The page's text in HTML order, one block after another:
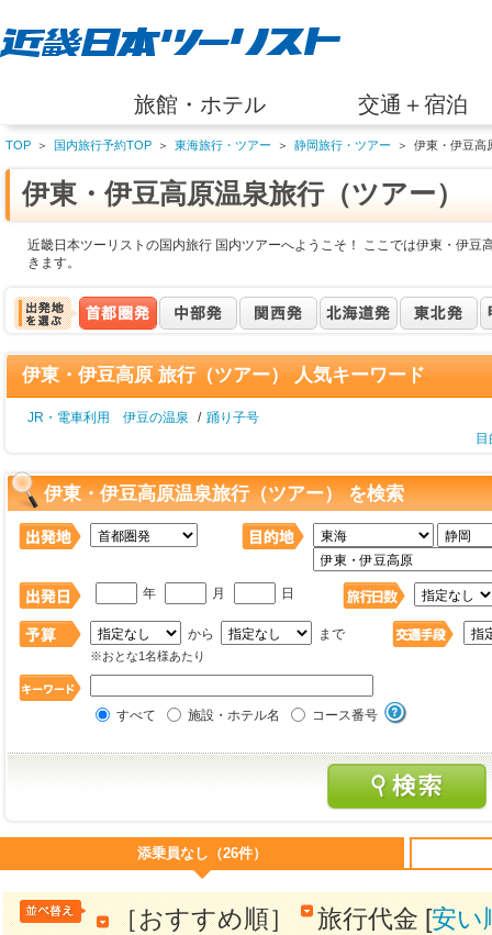
旅館・ホテル 交通＋宿泊
TOP ＞ 国内旅行予約TOP ＞ 東海旅行・ツアー ＞ 静岡旅行・ツアー ＞ 伊東・伊豆高
伊東・伊豆高原温泉旅行（ツアー）
近畿日本ツーリストの国内旅行 国内ツアーへようこそ！ ここでは伊東・伊豆
きます。
伊東・伊豆高原 旅行（ツアー） 人気キーワード
JR・電車利用 伊豆の温泉 / 踊り子号
伊東・伊豆高原温泉旅行（ツアー） を検索
年 月 日
から まで
※おとな1名様あたり
すべて 施設・ホテル名 コース番号
添乗員なし（26件）
［おすすめ順］ 旅行代金 [安い